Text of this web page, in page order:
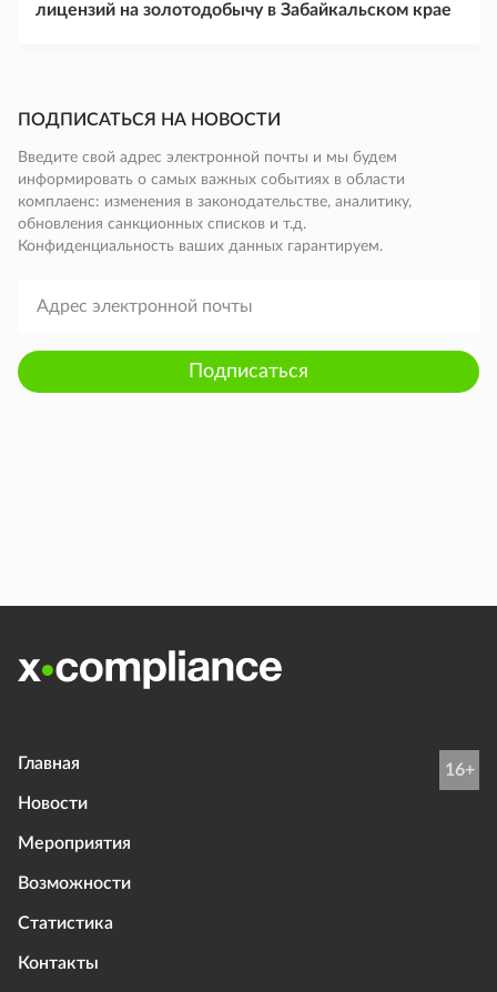
лицензий на золотодобычу в Забайкальском крае
ПОДПИСАТЬСЯ НА НОВОСТИ
Введите свой адрес электронной почты и мы будем
информировать о самых важных событиях в области
комплаенс: изменения в законодательстве, аналитику,
обновления санкционных списков и т.д.
Конфиденциальность ваших данных гарантируем.
Подписаться
Главная
Новости
Мероприятия
Возможности
Статистика
Контакты
16+